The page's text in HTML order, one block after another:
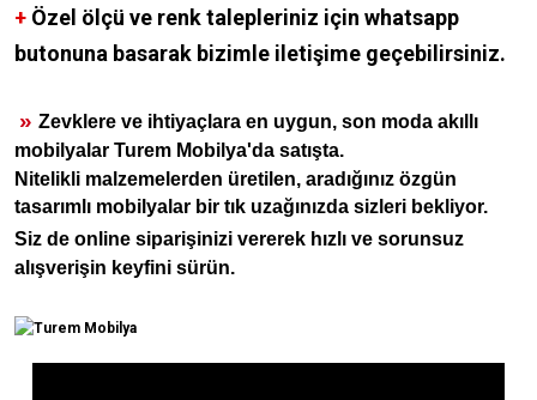
+ Özel ölçü ve renk talepleriniz için whatsapp
butonuna basarak bizimle iletişime geçebilirsiniz.
» Zevklere ve ihtiyaçlara en uygun, son moda akıllı
mobilyalar Turem Mobilya'da satışta.
Nitelikli malzemelerden üretilen, aradığınız özgün
tasarımlı mobilyalar bir tık uzağınızda sizleri bekliyor.
Siz de online siparişinizi vererek hızlı ve sorunsuz
alışverişin keyfini sürün.